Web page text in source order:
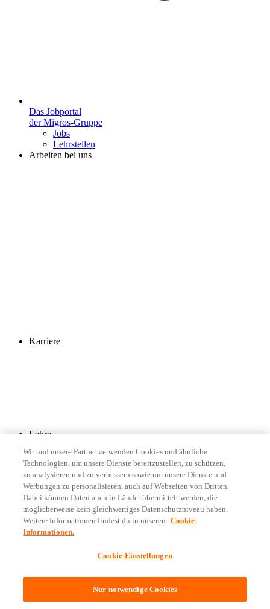
Das Jobportal
der Migros-Gruppe
Jobs
Lehrstellen
Arbeiten bei uns
Karriere
Lehre
Folge uns
Rechtliche Informationen
Wir und unsere Partner verwenden Cookies und ähnliche
Technologien, um unsere Dienste bereitzustellen, zu schützen,
zu analysieren und zu verbessern sowie um unsere Dienste und
Werbungen zu personalisieren, auch auf Webseiten von Dritten.
Dabei können Daten auch in Länder übermittelt werden, die
möglicherweise kein gleichwertiges Datenschutzniveau haben.
Weitere Informationen findest du in unseren
Cookie-
Informationen.
Cookie-Einstellungen
Nur notwendige Cookies